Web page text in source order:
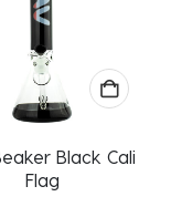
Black Cali
Flag